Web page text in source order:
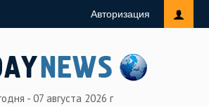
Авторизация
- 07 августа 2026 г